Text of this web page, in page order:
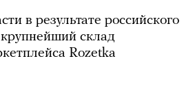
в результате российского
склад
Rozetka